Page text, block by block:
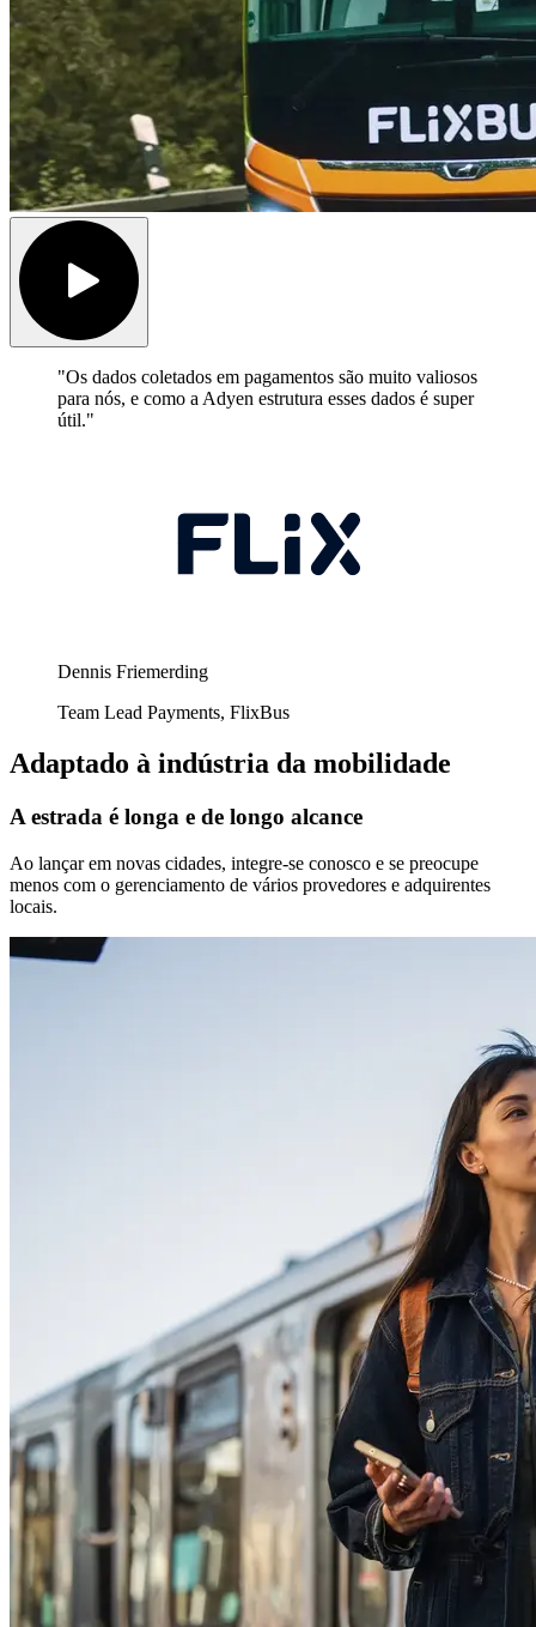
"Os dados coletados em pagamentos são muito valiosos
para nós, e como a Adyen estrutura esses dados é super
útil."
Dennis Friemerding
Team Lead Payments, FlixBus
Adaptado à indústria da mobilidade
A estrada é longa e de longo alcance
Ao lançar em novas cidades, integre-se conosco e se preocupe
menos com o gerenciamento de vários provedores e adquirentes
locais.